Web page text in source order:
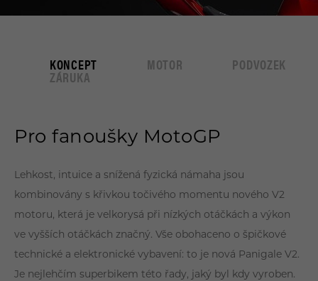
DEALEŘI
DESERTX
OFF-ROAD
E-MTB
KONCEPT MOTOR PODVOZEK
ZÁRUKA
Pro fanoušky MotoGP
Lehkost, intuice a snížená fyzická námaha jsou
kombinovány s křivkou točivého momentu nového V2
motoru, která je velkorysá při nízkých otáčkách a výkon
ve vyšších otáčkách značný. Vše obohaceno o špičkové
technické a elektronické vybavení: to je nová Panigale V2.
Je nejlehčím superbikem této řady, jaký byl kdy vyroben.